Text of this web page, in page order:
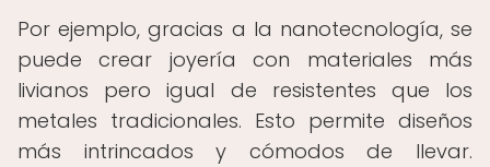
Por ejemplo, gracias a la nanotecnología, se
puede crear joyería con materiales más
livianos pero igual de resistentes que los
metales tradicionales. Esto permite diseños
más intrincados y cómodos de llevar.